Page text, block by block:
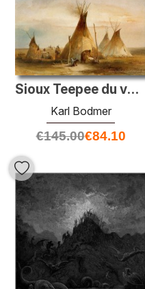
Sioux Teepee du volume 1 de «voyage à l'intérieur de l'Amérique
Karl Bodmer
€145.00€84.10